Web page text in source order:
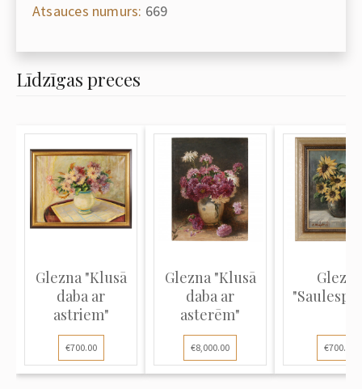
Atsauces numurs: 669
Līdzīgas preces
Glezna "Klusā
daba ar
astriem"
€700.00
Glezna "Klusā
daba ar
asterēm"
€8,000.00
Glezna
€700.00